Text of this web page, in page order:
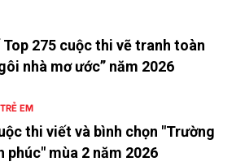
Top 275 cuộc thi vẽ tranh toàn
nhà mơ ước” năm 2026
EM
thi viết và bình chọn "Trường
phúc" mùa 2 năm 2026